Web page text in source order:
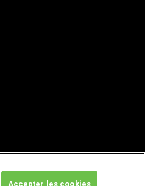
Accepter les cookies